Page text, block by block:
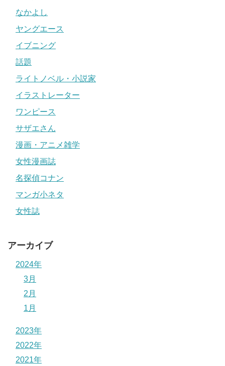
なかよし
ヤングエース
イブニング
話題
ライトノベル・小説家
イラストレーター
ワンピース
サザエさん
漫画・アニメ雑学
女性漫画誌
名探偵コナン
マンガ小ネタ
女性誌
アーカイブ
2024年
3月
2月
1月
2023年
2022年
2021年